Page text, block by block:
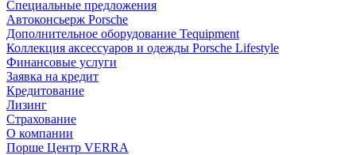
Специальные предложения
Автоконсьерж Porsche
Дополнительное оборудование Tequipment
Коллекция аксессуаров и одежды Porsche Lifestyle
Финансовые услуги
Заявка на кредит
Кредитование
Лизинг
Страхование
О компании
Порше Центр VERRA